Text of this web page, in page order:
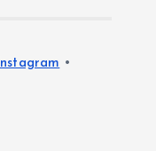
Instagram •